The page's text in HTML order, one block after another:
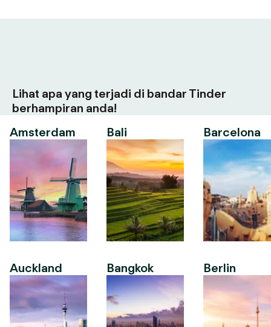
Lihat apa yang terjadi di bandar Tinder
berhampiran anda!
Amsterdam
Auckland
Bali
Bangkok
Barcelona
Berlin